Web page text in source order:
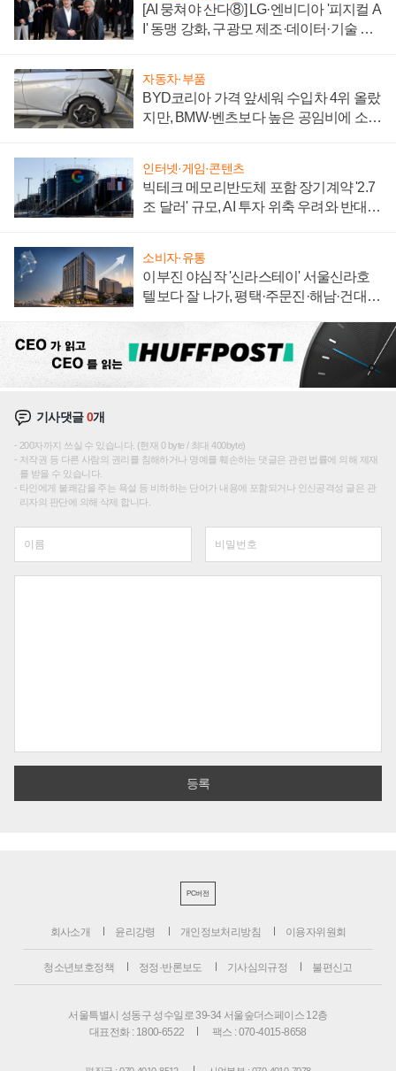
[AI 뭉쳐야 산다⑧] LG·엔비디아 '피지컬 A
I' 동맹 강화, 구광모 제조·데이터·기술 결
자동차·부품
BYD코리아 가격 앞세워 수입차 4위 올랐
지만, BMW·벤츠보다 높은 공임비에 소비
인터넷·게임·콘텐츠
빅테크 메모리반도체 포함 장기계약 '2.7
조 달러' 규모, AI 투자 위축 우려와 반대
소비자·유통
이부진 야심작 '신라스테이' 서울신라호
텔보다 잘 나가, 평택·주문진·해남·건대로
기사댓글0개
200자까지 쓰실 수 있습니다. (현재 0 byte / 최대 400byte)
저작권 등 다른 사람의 권리를 침해하거나 명예를 훼손하는 댓글은 관련 법률에 의해 제재
를 받을 수 있습니다.
타인에게 불쾌감을 주는 욕설 등 비하하는 단어가 내용에 포함되거나 인신공격성 글은 관
리자의 판단에 의해 삭제 합니다.
PC버전
회사소개 윤리강령 개인정보처리방침 이용자위원회
청소년보호정책 정정·반론보도 기사심의규정 불편신고
서울특별시 성동구 성수일로 39-34 서울숲더스페이스 12층
대표전화 : 1800-6522
팩스 : 070-4015-8658